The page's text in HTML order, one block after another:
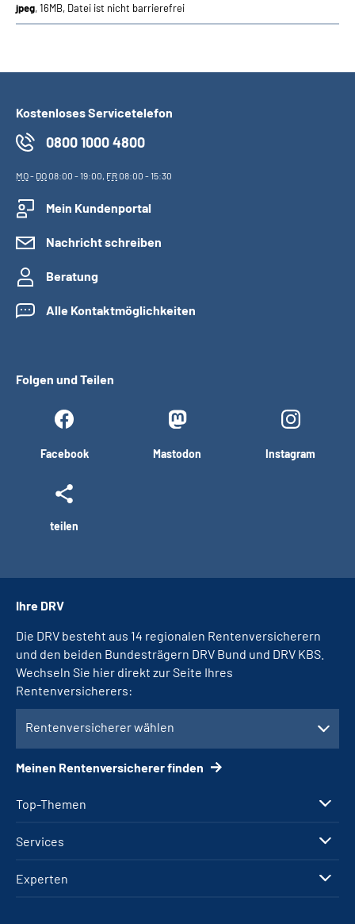
jpeg, 16MB, Datei ist nicht barrierefrei
Kostenloses Servicetelefon
0800 1000 4800
MO- DO08:00 - 19:00, FR08:00 - 15:30
Mein Kundenportal
Nachricht schreiben
Beratung
Alle Kontaktmöglichkeiten
Folgen und Teilen
Facebook Mastodon Instagram
teilen
Top-Themen
Services
Experten
Ihre DRV
Die DRV besteht aus 14 regionalen Rentenversicherern
und den beiden Bundesträgern DRV Bund und DRV KBS.
Wechseln Sie hier direkt zur Seite Ihres
Rentenversicherers:
Rentenversicherer wählen
Meinen Rentenversicherer finden